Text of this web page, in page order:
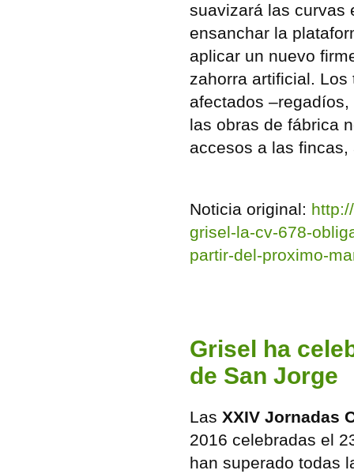
suavizará las curvas
ensanchar la
aplicar un nuevo
zahorra artificial.
afectados
las obras de fábrica
accesos a las
Noticia original:
grisel-la-cv-678-
partir-del-proximo-
Grisel ha
de San Jorge
Las XXIV Jornadas
2016 celebradas el
han superado todas